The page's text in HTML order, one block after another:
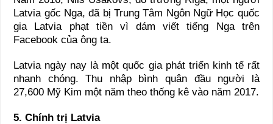
Latvia gốc Nga, đã bị Trung Tâm Ngôn Ngữ Học quốc
gia Latvia phạt tiền vì dám viết tiếng Nga trên
Facebook của ông ta.
Latvia ngày nay là một quốc gia phát triển kinh tế rất
nhanh chóng. Thu nhập bình quân đầu người là
27,600 Mỹ Kim một năm theo thống kê vào năm 2017.
5. Chính trị Latvia